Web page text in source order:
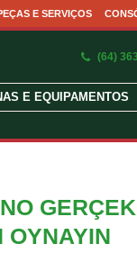
E SERVIÇOS
(64)
E EQUIPAMENTOS
OYNAYIN